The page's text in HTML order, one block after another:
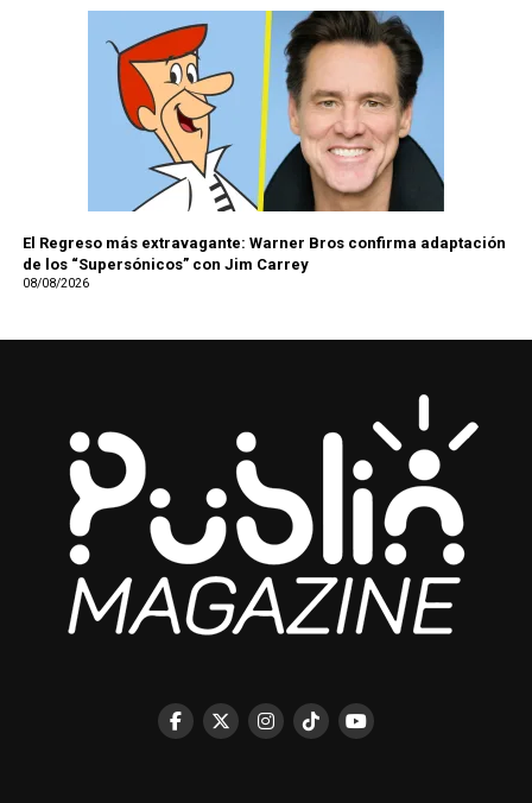
El Regreso más extravagante: Warner Bros confirma adaptación
de los “Supersónicos” con Jim Carrey
08/08/2026